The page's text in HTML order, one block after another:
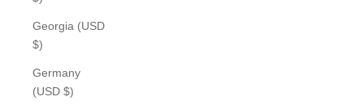
Georgia (USD
$)
Germany
(USD $)